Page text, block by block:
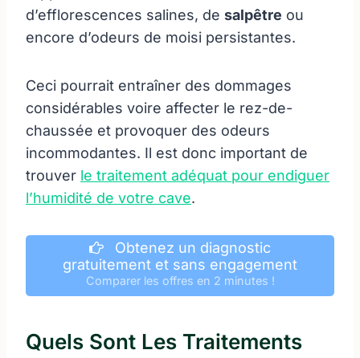
d’efflorescences salines, de salpêtre ou
encore d’odeurs de moisi persistantes.
Ceci pourrait entraîner des dommages
considérables voire affecter le rez-de-
chaussée et provoquer des odeurs
incommodantes. Il est donc important de
trouver le traitement adéquat pour endiguer
l’humidité de votre cave.
Obtenez un diagnostic
gratuitement et sans engagement
Comparer les offres en 2 minutes !
Quels Sont Les Traitements